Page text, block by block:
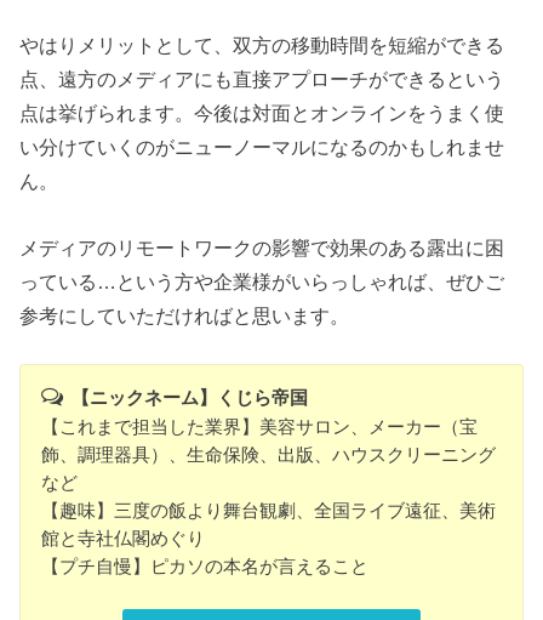
やはりメリットとして、双方の移動時間を短縮ができる
点、遠方のメディアにも直接アプローチができるという
点は挙げられます。今後は対面とオンラインをうまく使
い分けていくのがニューノーマルになるのかもしれませ
ん。
メディアのリモートワークの影響で効果のある露出に困
っている…という方や企業様がいらっしゃれば、ぜひご
参考にしていただければと思います。
【ニックネーム】くじら帝国
【これまで担当した業界】美容サロン、メーカー（宝
飾、調理器具）、生命保険、出版、ハウスクリーニング
など
【趣味】三度の飯より舞台観劇、全国ライブ遠征、美術
館と寺社仏閣めぐり
【プチ自慢】ピカソの本名が言えること